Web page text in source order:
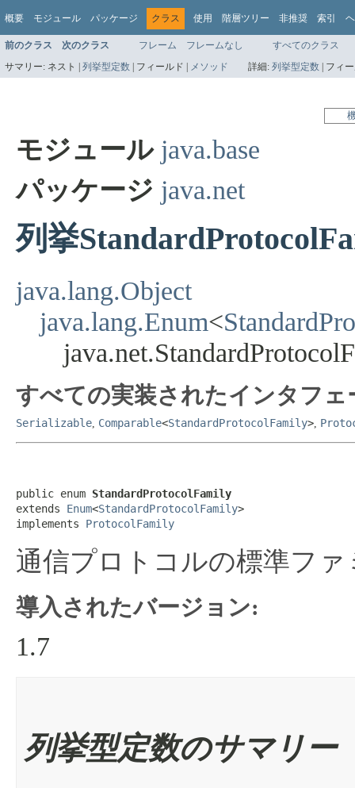
概要 モジュール パッケージ クラス 使用 階層ツリー 非推奨 索引
前のクラス 次のクラス フレーム フレームなし
すべてのクラス
サマリー: ネスト | 列挙型定数 | フィールド | メソッド 詳細: 列挙型定数 | フィ
モジュール java.base
パッケージ java.net
列挙
java.lang.Object
java.lang.Enum<
すべての実装されたインタフェ
Serializable, Comparable<StandardProtocolFamily>,
public enum StandardProtocolFamily
extends Enum<StandardProtocolFamily>
implements ProtocolFamily
通信プロトコルの標準フ
導入されたバージョン:
1.7
列挙型定数のサマリー